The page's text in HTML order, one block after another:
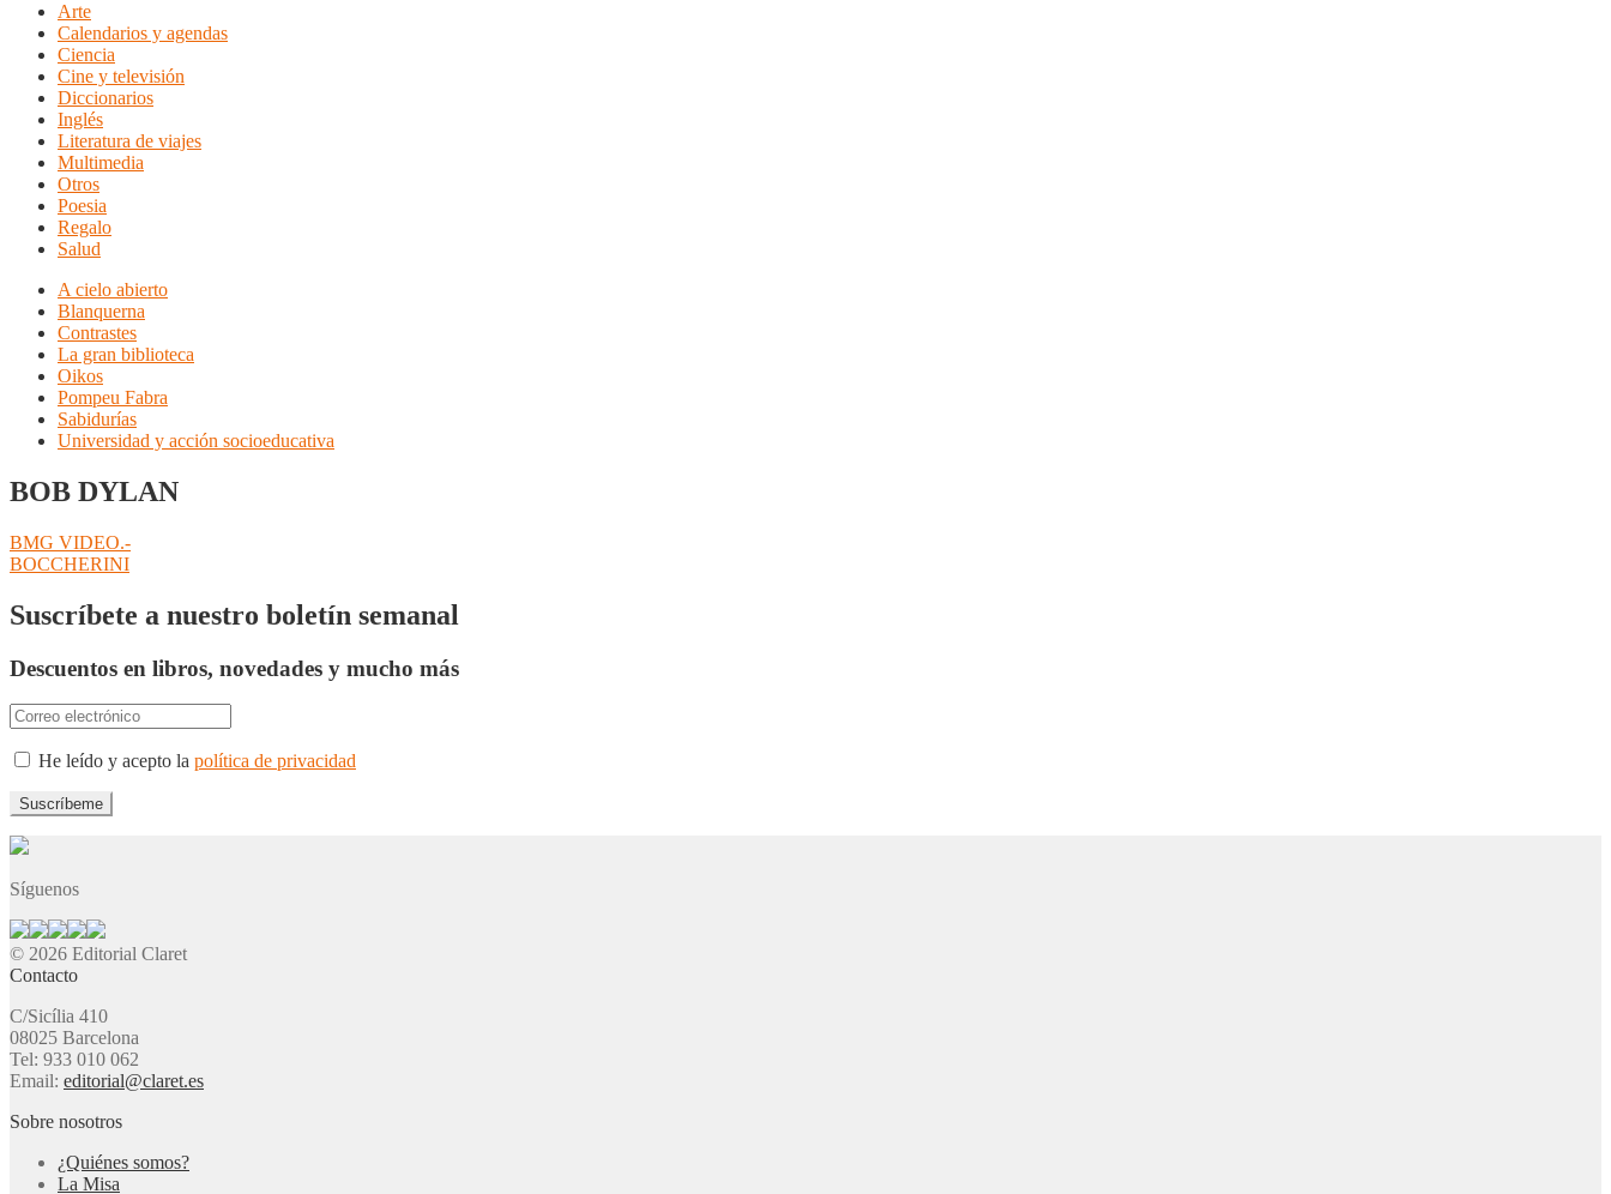
Arte
Calendarios y agendas
Ciencia
Cine y televisión
Diccionarios
Inglés
Literatura de viajes
Multimedia
Otros
Poesia
Regalo
Salud
A cielo abierto
Blanquerna
Contrastes
La gran biblioteca
Oikos
Pompeu Fabra
Sabidurías
Universidad y acción socioeducativa
BOB DYLAN
Navegación
de
entradas
Anterior:
BMG VIDEO.-
Siguiente:
BOCCHERINI
Suscríbete a nuestro boletín semanal
Descuentos en libros, novedades y mucho más
He leído y acepto la política de privacidad
Síguenos
© 2026 Editorial Claret
Contacto
C/Sicília 410
08025 Barcelona
Tel: 933 010 062
Email: editorial@claret.es
Sobre nosotros
¿Quiénes somos?
La Misa